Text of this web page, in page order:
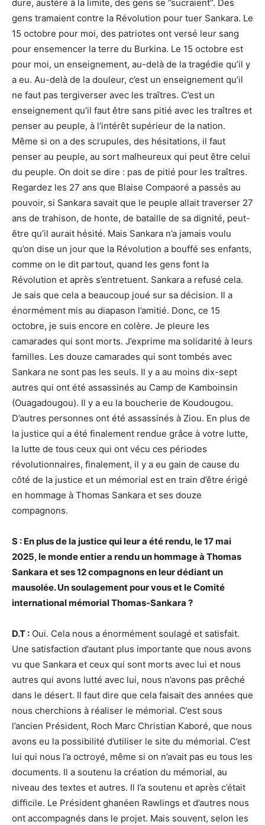
dure, austère à la limite, des gens se ‘’sucraient’’. Des
gens tramaient contre la Révolution pour tuer Sankara. Le
15 octobre pour moi, des patriotes ont versé leur sang
pour ensemencer la terre du Burkina. Le 15 octobre est
pour moi, un enseignement, au-delà de la tragédie qu’il y
a eu. Au-delà de la douleur, c’est un enseignement qu’il
ne faut pas tergiverser avec les traîtres. C’est un
enseignement qu’il faut être sans pitié avec les traîtres et
penser au peuple, à l’intérêt supérieur de la nation.
Même si on a des scrupules, des hésitations, il faut
penser au peuple, au sort malheureux qui peut être celui
du peuple. On doit se dire : pas de pitié pour les traîtres.
Regardez les 27 ans que Blaise Compaoré a passés au
pouvoir, si Sankara savait que le peuple allait traverser 27
ans de trahison, de honte, de bataille de sa dignité, peut-
être qu’il aurait hésité. Mais Sankara n’a jamais voulu
qu’on dise un jour que la Révolution a bouffé ses enfants,
comme on le dit partout, quand les gens font la
Révolution et après s’entretuent. Sankara a refusé cela.
Je sais que cela a beaucoup joué sur sa décision. Il a
énormément mis au diapason l’amitié. Donc, ce 15
octobre, je suis encore en colère. Je pleure les
camarades qui sont morts. J’exprime ma solidarité à leurs
familles. Les douze camarades qui sont tombés avec
Sankara ne sont pas les seuls. Il y a au moins dix-sept
autres qui ont été assassinés au Camp de Kamboinsin
(Ouagadougou). Il y a eu la boucherie de Koudougou.
D’autres personnes ont été assassinés à Ziou. En plus de
la justice qui a été finalement rendue grâce à votre lutte,
la lutte de tous ceux qui ont vécu ces périodes
révolutionnaires, finalement, il y a eu gain de cause du
côté de la justice et un mémorial est en train d’être érigé
en hommage à Thomas Sankara et ses douze
compagnons.
S : En plus de la justice qui leur a été rendu, le 17 mai
2025, le monde entier a rendu un hommage à Thomas
Sankara et ses 12 compagnons en leur dédiant un
mausolée. Un soulagement pour vous et le Comité
international mémorial Thomas-Sankara ?
D.T : Oui. Cela nous a énormément soulagé et satisfait.
Une satisfaction d’autant plus importante que nous avons
vu que Sankara et ceux qui sont morts avec lui et nous
autres qui avons lutté avec lui, nous n’avons pas prêché
dans le désert. Il faut dire que cela faisait des années que
nous cherchions à réaliser le mémorial. C’est sous
l’ancien Président, Roch Marc Christian Kaboré, que nous
avons eu la possibilité d’utiliser le site du mémorial. C’est
lui qui nous l’a octroyé, même si on n’avait pas eu tous les
documents. Il a soutenu la création du mémorial, au
niveau des textes et autres. Il l’a soutenu et après c’était
difficile. Le Président ghanéen Rawlings et d’autres nous
ont accompagnés dans le projet. Mais souvent, selon les